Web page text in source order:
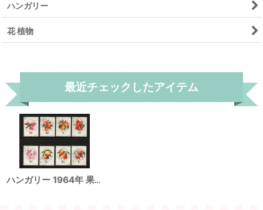
ハンガリー
花 植物
最近チェックしたアイテム
ハンガリー 1964年 果物 桃とアプリコット 8種